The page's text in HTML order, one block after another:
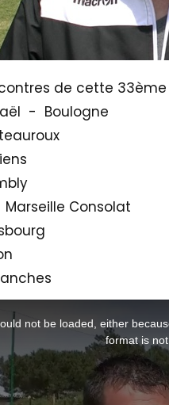
de cette
- Boulogne
Consolat